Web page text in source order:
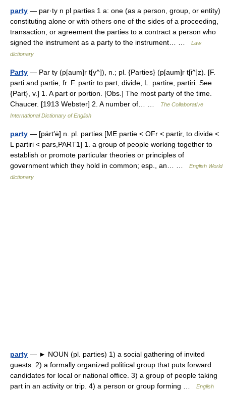
party — par·ty n pl parties 1 a: one (as a person, group, or entity)
constituting alone or with others one of the sides of a proceeding,
transaction, or agreement the parties to a contract a person who
signed the instrument as a party to the instrument… …
Law
dictionary
Party — Par ty (p[aum]r t[y^]), n.; pl. {Parties} (p[aum]r t[i^]z). [F.
parti and partie, fr. F. partir to part, divide, L. partire, partiri. See
{Part}, v.] 1. A part or portion. [Obs.] The most party of the time.
Chaucer. [1913 Webster] 2. A number of… …
The Collaborative
International Dictionary of English
party — [pärt′ē] n. pl. parties [ME partie < OFr < partir, to divide <
L partiri < pars,PART1] 1. a group of people working together to
establish or promote particular theories or principles of
government which they hold in common; esp., an… …
English World
dictionary
party — ► NOUN (pl. parties) 1) a social gathering of invited
guests. 2) a formally organized political group that puts forward
candidates for local or national office. 3) a group of people taking
part in an activity or trip. 4) a person or group forming …
English